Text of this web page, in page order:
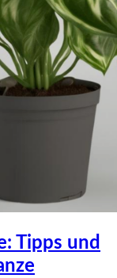
Tipps und